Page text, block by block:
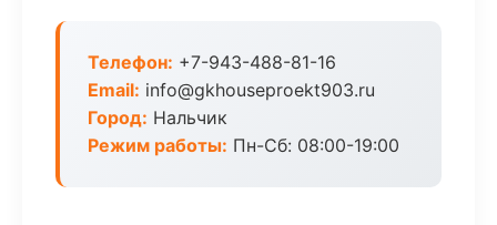
Телефон: +7-943-488-81-16
Email: info@gkhouseproekt903.ru
Город: Нальчик
Режим работы: Пн-Сб: 08:00-19:00